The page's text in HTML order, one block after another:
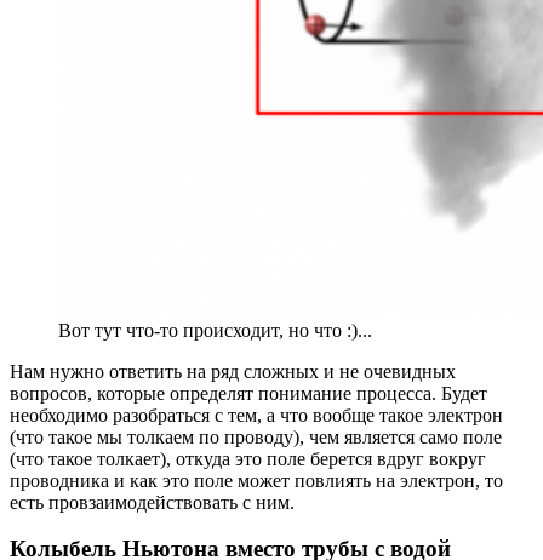
Вот тут что-то происходит, но что :)...
Нам нужно ответить на ряд сложных и не очевидных
вопросов, которые определят понимание процесса. Будет
необходимо разобраться с тем, а что вообще такое электрон
(что такое мы толкаем по проводу), чем является само поле
(что такое толкает), откуда это поле берется вдруг вокруг
проводника и как это поле может повлиять на электрон, то
есть провзаимодействовать с ним.
Колыбель Ньютона вместо трубы с водой